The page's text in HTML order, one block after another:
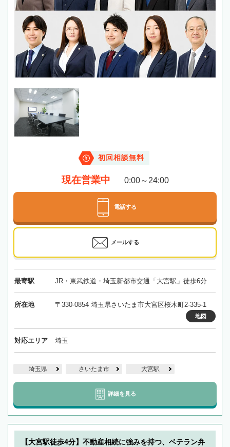
初回相談無料
現在営業中 0:00～24:00
電話する
メールする
最寄駅 JR・東武鉄道・埼玉新都市交通「大宮駅」徒歩6分
所在地 〒330-0854 埼玉県さいたま市大宮区桜木町2-335-1
地図
対応エリア 埼玉
埼玉県 さいたま市 大宮駅
詳細を見る
【大宮駅徒歩4分】不動産相続に強みを持つ、ベテラン弁